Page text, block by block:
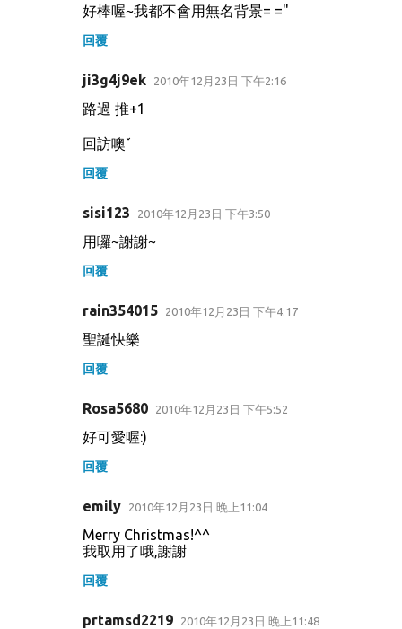
好棒喔~我都不會用無名背景= ="
回覆
ji3g4j9ek 2010年12月23日 下午2:16
路過 推+1
回訪噢ˇ
回覆
sisi123 2010年12月23日 下午3:50
用囉~謝謝~
回覆
rain354015 2010年12月23日 下午4:17
聖誕快樂
回覆
Rosa5680 2010年12月23日 下午5:52
好可愛喔:)
回覆
emily 2010年12月23日 晚上11:04
Merry Christmas!^^
我取用了哦,謝謝
回覆
prtamsd2219 2010年12月23日 晚上11:48